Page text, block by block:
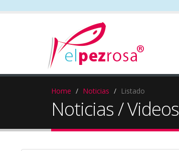
Home Noticias Listado
Noticias / Videos